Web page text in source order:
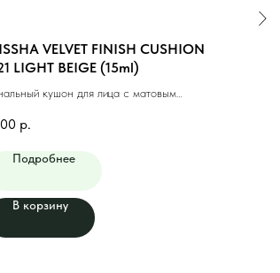
VELVET FINISH CUSHION
LIGHT BEIGE (15ml)
кушон для лица с матовым
р.
Подробнее
В корзину